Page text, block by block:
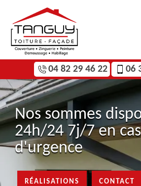
04 82 29 46 22 06
Nos sommes
24h/24 7j/7 en cas
d'urgence
RÉALISATIONS CONTACT